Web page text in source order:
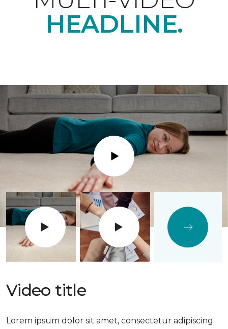
HEADLINE.
Play
Video title
Lorem ipsum dolor sit amet, consectetur adipiscing